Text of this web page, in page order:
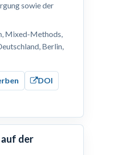
sowie der
Mixed-Methods,
Berlin,
DOI
der